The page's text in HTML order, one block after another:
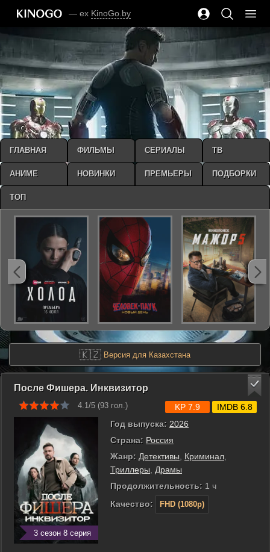
— ex KinoGo.by
🇰🇿 Версия для Казахстана
После Фишера. Инквизитор
4.1/5 (93 гол.)
3 сезон 8 серия
Год выпуска: 2026
Страна: Россия
Жанр: Детективы Криминал
Триллеры
Драмы
Продолжительность: 1 ч
Качество:
FHD (1080p)
KP 7.9 IMDB 6.8
ГЛАВНАЯ ФИЛЬМЫ СЕРИАЛЫ ТВ
АНИМЕ НОВИНКИ ПРЕМЬЕРЫ ПОДБОРКИ
ТОП